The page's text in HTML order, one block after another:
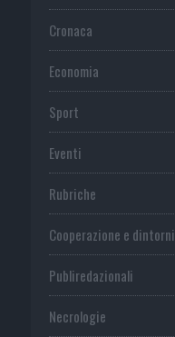
Cronaca
Economia
Sport
Eventi
Rubriche
Cooperazione e dintorni
Publiredazionali
Necrologie